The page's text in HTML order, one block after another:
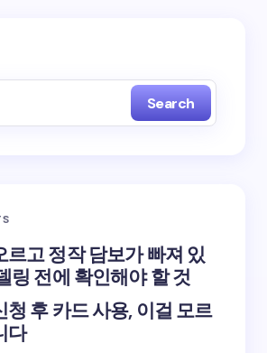
Search
르고 정작 담보가 빠져 있
링 전에 확인해야 할 것
청 후 카드 사용, 이걸 모르
다